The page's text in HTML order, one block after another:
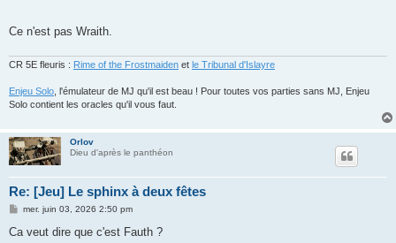
Ce n'est pas Wraith.
CR 5E fleuris : Rime of the Frostmaiden et le Tribunal d'Islayre
Enjeu Solo , l'émulateur de MJ qu'il est beau ! Pour toutes vos parties sans MJ, Enjeu
Solo contient les oracles qu'il vous faut.
Orlov
Dieu d'après le panthéon
Re: [Jeu] Le sphinx à deux fêtes
M
s
mer. juin 03, 2026 2:50 pm
Ca veut dire que c'est Fauth ?